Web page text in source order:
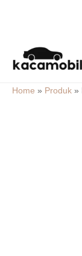
content
Home » Produk »